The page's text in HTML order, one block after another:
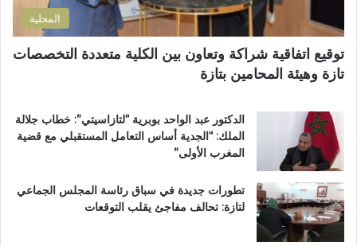
ا
ي
ت
ا
.
.
و
ط
المحلية
توقيع اتفاقية شراكة وتعاون بين الكلية متعددة التخصصات
تازة وهيئة المحامين بتازة
الدكتور عبد الواحد بوبرية “لتازاسيتي”: خطاب جلالة
الملك: “الجدية أساس التعامل المستقبلي مع قضية
المغرب الأولى”
تطورات جديدة في سباق رئاسة المجلس الجماعي
لتازة: تحالف مفاجئ يقلب التوقعات